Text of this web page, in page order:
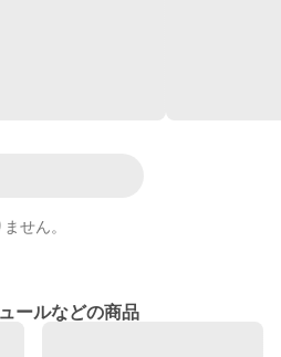
せん。
ールなどの商品